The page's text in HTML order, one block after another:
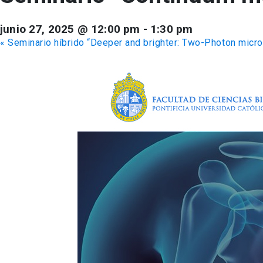
junio 27, 2025 @ 12:00 pm - 1:30 pm
« Seminario híbrido “Deeper and brighter: Two-Photon